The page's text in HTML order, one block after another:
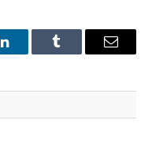
LinkedInTumblr
E-